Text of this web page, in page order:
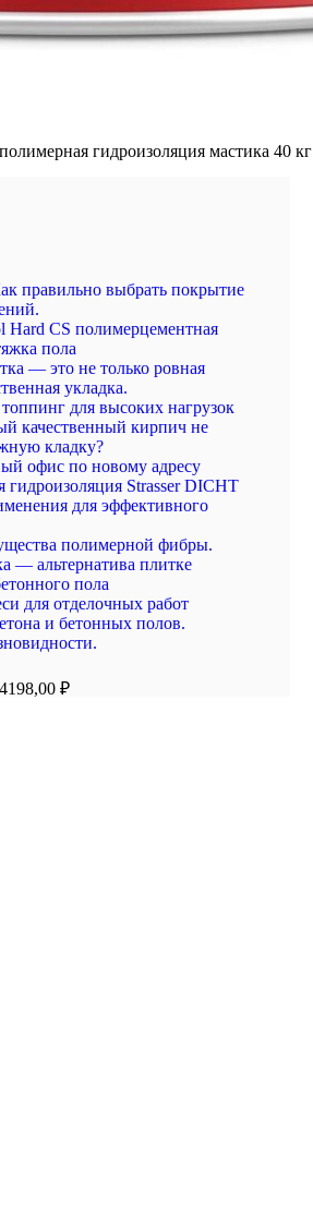
правильно выбрать покрытие
Hard CS полимерцементная
пола
— это не только ровная
укладка.
для высоких нагрузок
качественный кирпич не
кладку?
офис по новому адресу
гидроизоляция Strasser DICHT
для эффективного
полимерной фибры.
— альтернатива плитке
пола
для отделочных работ
и бетонных полов.
гидроизоляция мастика 40 кг
4198,00 ₽